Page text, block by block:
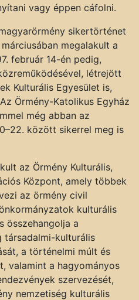
vagy éppen cáfolni.
sikertörténet
megalakult a
február 14-én pedig,
létrejött
Kulturális Egyesület is,
Örmény-Katolikus Egyház
még abban az
között sikerrel meg is
az Örmény Kulturális,
Központ, amely többek
az örmény civil
kulturális
összehangolja a
társadalmi-kulturális
a történelmi múlt és
valamint a hagyományos
szervezését,
nemzetiség kulturális